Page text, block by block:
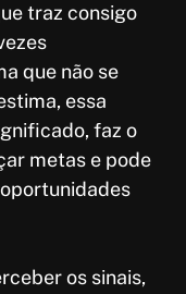
traz consigo
que não se
essa
faz o
metas e pode
os sinais,